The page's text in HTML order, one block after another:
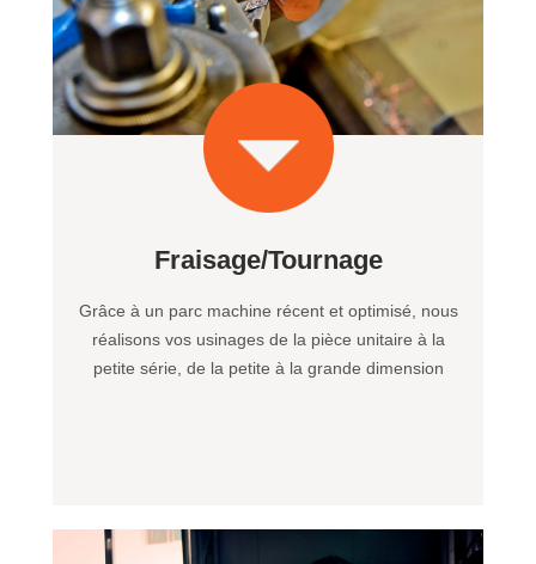
Fraisage/Tournage
Grâce à un parc machine récent et optimisé, nous
réalisons vos usinages de la pièce unitaire à la
petite série, de la petite à la grande dimension